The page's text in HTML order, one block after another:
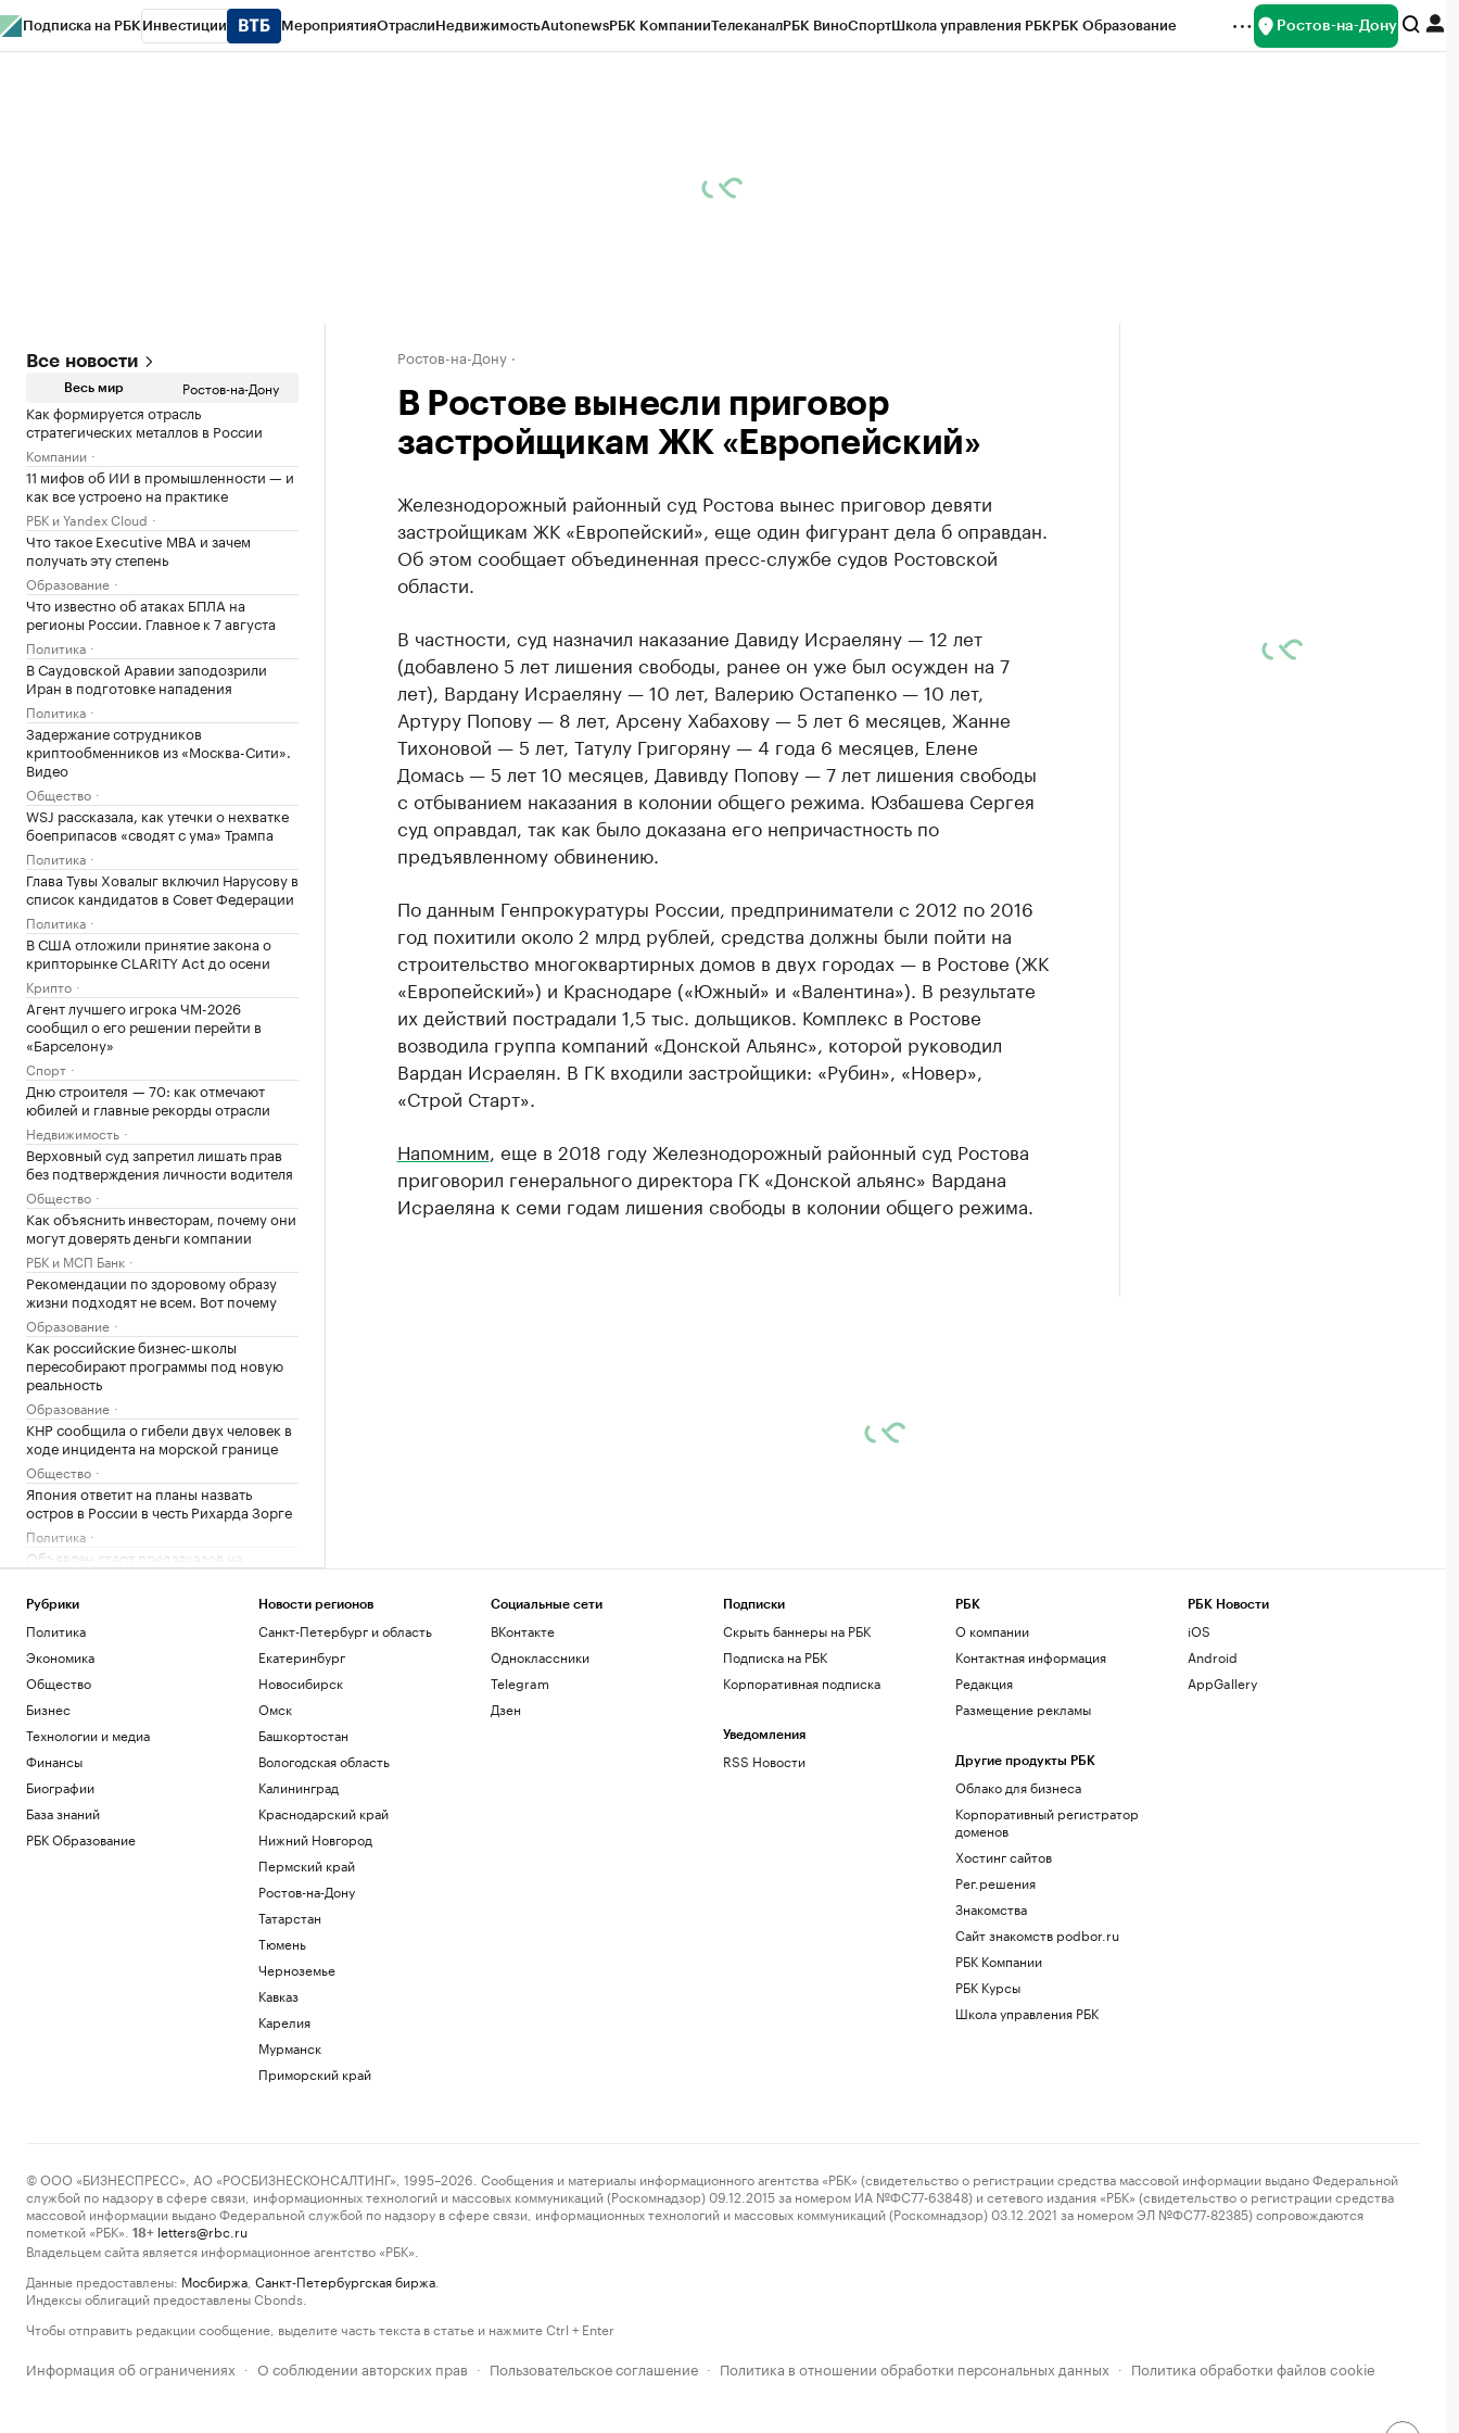
Подписка на РБК Инвестиции МероприятияОтраслиНедвижимостьAutonewsРБК КомпанииТелеканалРБК ВиноСпортШкола управления РБКРБК Образование Ростов-на-Дону
Все новости
Весь мир Ростов-на-Дону
Как формируется отрасль
стратегических металлов в России
Компании
11 мифов об ИИ в промышленности — и
как все устроено на практике
РБК и Yandex Cloud
Что такое Executive MBA и зачем
получать эту степень
Образование
Что известно об атаках БПЛА на
регионы России. Главное к 7 августа
Политика
В Саудовской Аравии заподозрили
Иран в подготовке нападения
Политика
Задержание сотрудников
криптообменников из «Москва-Сити».
Видео
Общество
WSJ рассказала, как утечки о нехватке
боеприпасов «сводят с ума» Трампа
Политика
Глава Тувы Ховалыг включил Нарусову в
список кандидатов в Совет Федерации
Политика
В США отложили принятие закона о
крипторынке CLARITY Act до осени
Крипто
Агент лучшего игрока ЧМ-2026
сообщил о его решении перейти в
«Барселону»
Спорт
Дню строителя — 70: как отмечают
юбилей и главные рекорды отрасли
Недвижимость
Верховный суд запретил лишать прав
без подтверждения личности водителя
Общество
Как объяснить инвесторам, почему они
могут доверять деньги компании
РБК и МСП Банк
Рекомендации по здоровому образу
жизни подходят не всем. Вот почему
Образование
Как российские бизнес-школы
пересобирают программы под новую
реальность
Образование
КНР сообщила о гибели двух человек в
ходе инцидента на морской границе
Общество
Япония ответит на планы назвать
остров в России в честь Рихарда Зорге
Политика
Объявлен старт предзаказов на
гибридный кроссовер UMO 8
Авто
велосипеде сбил бегуна
Спорт
Отпуск без «сюрпризов»: пять вещей, о
которых туристы жалеют в аэропорту
РБК Компании
Ростов-на-Дону
В Ростове вынесли приговор
застройщикам ЖК «Европейский»
Железнодорожный районный суд Ростова вынес приговор девяти
застройщикам ЖК «Европейский», еще один фигурант дела б оправдан.
Об этом сообщает объединенная пресс-службе судов Ростовской
области.
В частности, суд назначил наказание Давиду Исраеляну — 12 лет
(добавлено 5 лет лишения свободы, ранее он уже был осужден на 7
лет), Вардану Исраеляну — 10 лет, Валерию Остапенко — 10 лет,
Артуру Попову — 8 лет, Арсену Хабахову — 5 лет 6 месяцев, Жанне
Тихоновой — 5 лет, Татулу Григоряну — 4 года 6 месяцев, Елене
Домась — 5 лет 10 месяцев, Давивду Попову — 7 лет лишения свободы
с отбыванием наказания в колонии общего режима. Юзбашева Сергея
суд оправдал, так как было доказана его непричастность по
предъявленному обвинению.
По данным Генпрокуратуры России, предприниматели с 2012 по 2016
год похитили около 2 млрд рублей, средства должны были пойти на
строительство многоквартирных домов в двух городах — в Ростове (ЖК
«Европейский») и Краснодаре («Южный» и «Валентина»). В результате
их действий пострадали 1,5 тыс. дольщиков. Комплекс в Ростове
возводила группа компаний «Донской Альянс», которой руководил
Вардан Исраелян. В ГК входили застройщики: «Рубин», «Новер»,
«Строй Старт».
Напомним , еще в 2018 году Железнодорожный районный суд Ростова
приговорил генерального директора ГК «Донской альянс» Вардана
Исраеляна к семи годам лишения свободы в колонии общего режима.
Рубрики
Политика
Экономика
Общество
Бизнес
Технологии и медиа
Финансы
Биографии
База знаний
РБК Образование
Новости регионов
Санкт-Петербург и область
Екатеринбург
Новосибирск
Омск
Башкортостан
Вологодская область
Калининград
Краснодарский край
Нижний Новгород
Пермский край
Ростов-на-Дону
Татарстан
Тюмень
Черноземье
Кавказ
Карелия
Мурманск
Приморский край
Социальные сети
ВКонтакте
Одноклассники
Telegram
Дзен
Подписки
Скрыть баннеры на РБК
Подписка на РБК
Корпоративная подписка
Уведомления
RSS Новости
РБК
О компании
Контактная информация
Редакция
Размещение рекламы
Другие продукты РБК
Облако для бизнеса
Корпоративный регистратор
доменов
Хостинг сайтов
Рег.решения
Знакомства
Сайт знакомств podbor.ru
РБК Компании
РБК Курсы
Школа управления РБК
РБК Новости
iOS
Android
AppGallery
© ООО «БИЗНЕСПРЕСС», АО «РОСБИЗНЕСКОНСАЛТИНГ», 1995–2026. Сообщения и материалы информационного агентства «РБК» (свидетельство о регистрации средства массовой информации выдано Федеральной
службой по надзору в сфере связи, информационных технологий и массовых коммуникаций (Роскомнадзор) 09.12.2015 за номером ИА №ФС77-63848) и сетевого издания «РБК» (свидетельство о регистрации средства
массовой информации выдано Федеральной службой по надзору в сфере связи, информационных технологий и массовых коммуникаций (Роскомнадзор) 03.12.2021 за номером ЭЛ №ФС77-82385) сопровождаются
пометкой «РБК».
18+ letters@rbc.ru
Владельцем сайта является информационное агентство «РБК».
Данные предоставлены: Мосбиржа Санкт-Петербургская биржа
Индексы облигаций предоставлены Cbonds.
Чтобы отправить редакции сообщение, выделите часть текста в статье и нажмите Ctrl + Enter
Информация об ограничениях · О соблюдении авторских прав · Пользовательское соглашение · Политика в отношении обработки персональных данных · Политика обработки файлов cookie